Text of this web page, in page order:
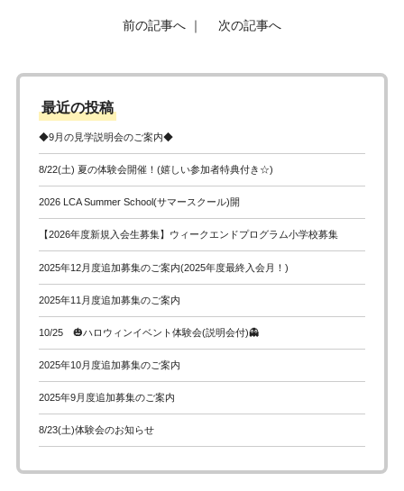
前の記事へ ｜ 次の記事へ
最近の投稿
◆9月の見学説明会のご案内◆
8/22(土) 夏の体験会開催！(嬉しい参加者特典付き☆)
2026 LCA Summer School(サマースクール)開
【2026年度新規入会生募集】ウィークエンドプログラム小学校募集
2025年12月度追加募集のご案内(2025年度最終入会月！)
2025年11月度追加募集のご案内
10/25 🎃ハロウィンイベント体験会(説明会付)👻
2025年10月度追加募集のご案内
2025年9月度追加募集のご案内
8/23(土)体験会のお知らせ